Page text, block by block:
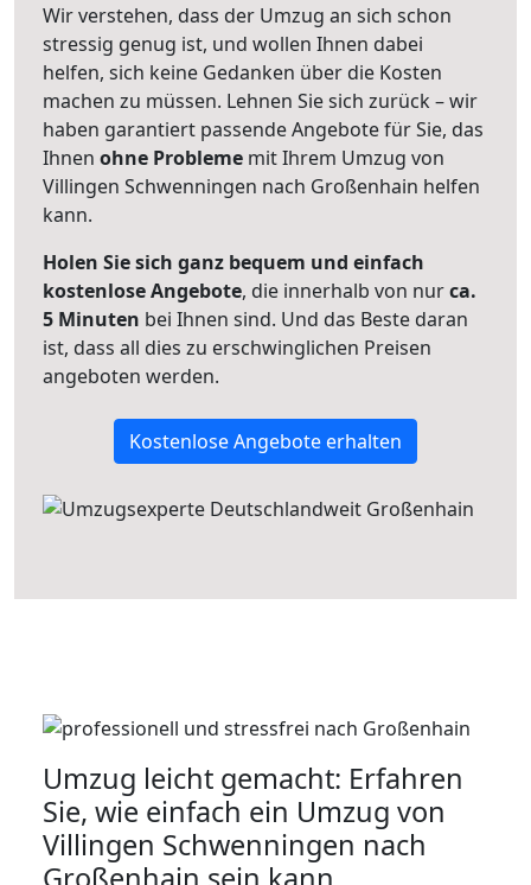
Wir verstehen, dass der Umzug an sich schon
stressig genug ist, und wollen Ihnen dabei
helfen, sich keine Gedanken über die Kosten
machen zu müssen. Lehnen Sie sich zurück – wir
haben garantiert passende Angebote für Sie, das
Ihnen ohne Probleme mit Ihrem Umzug von
Villingen Schwenningen nach Großenhain helfen
kann.
Holen Sie sich ganz bequem und einfach
kostenlose Angebote, die innerhalb von nurca.
5 Minuten bei Ihnen sind. Und das Beste daran
ist, dass all dies zu erschwinglichen Preisen
angeboten werden.
Kostenlose Angebote erhalten
Umzug leicht gemacht: Erfahren
Sie, wie einfach ein Umzug von
Villingen Schwenningen nach